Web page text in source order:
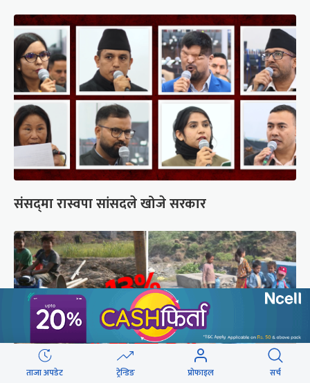
संसद्‍मा रास्वपा सांसदले खोजे सरकार
ताजा अपडेट ट्रेन्डिङ प्रोफाइल सर्च